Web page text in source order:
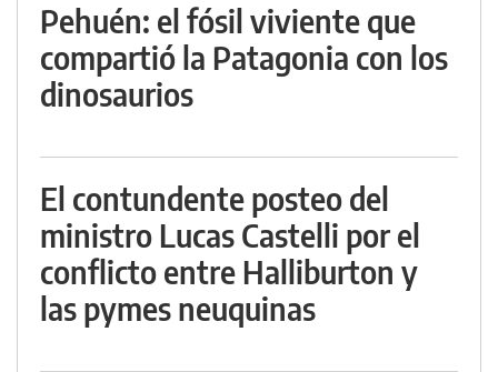
Pehuén: el fósil viviente que
compartió la Patagonia con los
dinosaurios
El contundente posteo del
ministro Lucas Castelli por el
conflicto entre Halliburton y
las pymes neuquinas